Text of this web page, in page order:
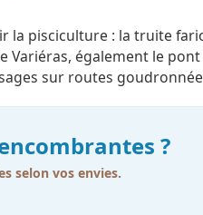
la pisciculture : la truite
Variéras, également le
sur routes
?
selon vos envies.